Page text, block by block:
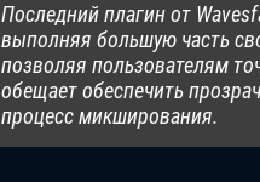
Последний плагин от
выполняя большую часть
позволяя пользователям
обещает обеспечить
процесс микширования.